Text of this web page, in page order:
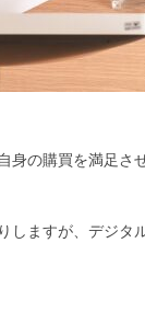
身の購買を満足さ
しますが、デジタ